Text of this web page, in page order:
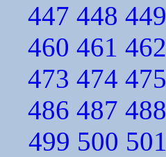
447 448 449
460 461 462
473 474 475
486 487 488
499 500 501